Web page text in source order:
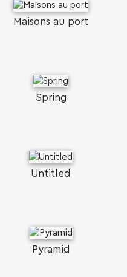
Maisons au port
Spring
Untitled
Pyramid